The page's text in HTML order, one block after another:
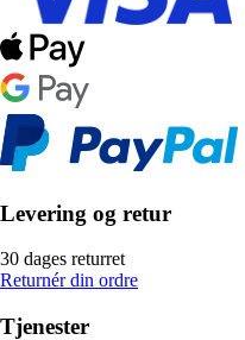
Levering og retur
30 dages returret
Returnér din ordre
Tjenester